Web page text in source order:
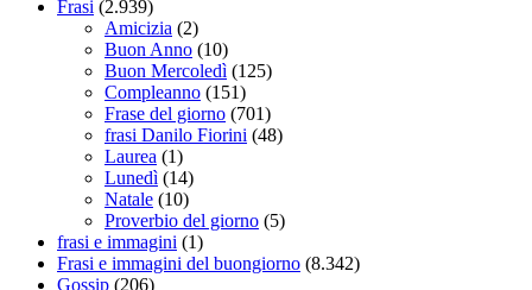
Frasi (2.939)
Amicizia (2)
Buon Anno (10)
Buon Mercoledì (125)
Compleanno (151)
Frase del giorno (701)
frasi Danilo Fiorini (48)
Laurea (1)
Lunedì (14)
Natale (10)
Proverbio del giorno (5)
frasi e immagini (1)
Frasi e immagini del buongiorno (8.342)
Gossip (206)